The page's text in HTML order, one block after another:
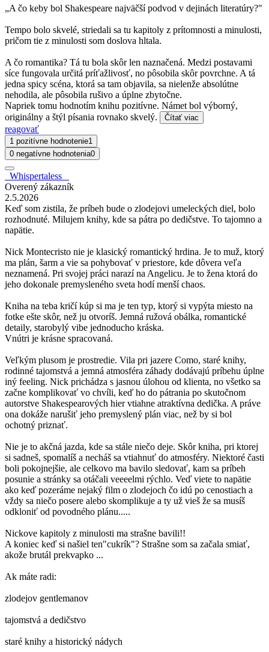
„A čo keby bol Shakespeare najväčší podvod v dejinách literatúry?"
Tempo bolo skvelé, striedali sa tu kapitoly z prítomnosti a minulosti,
pričom tie z minulosti som doslova hltala.
A čo romantika? Tá tu bola skôr len naznačená. Medzi postavami
síce fungovala určitá príťažlivosť, no pôsobila skôr povrchne. A tá
jedna spicy scéna, ktorá sa tam objavila, sa nielenže absolútne
nehodila, ale pôsobila rušivo a úplne zbytočne.
Napriek tomu hodnotím knihu pozitívne. Námet bol výborný,
originálny a štýl písania rovnako skvelý.
Čítať viac
reagovať
1 pozitívne hodnotenie1
0 negatívne hodnotenia0
_Whispertaless _
Overený zákazník
2.5.2026
Keď som zistila, že príbeh bude o zlodejovi umeleckých diel, bolo
rozhodnuté. Milujem knihy, kde sa pátra po dedičstve. To tajomno a
napätie.
Nick Montecristo nie je klasický romantický hrdina. Je to muž, ktorý
ma plán, šarm a vie sa pohybovať v priestore, kde dôvera veľa
neznamená. Pri svojej práci narazí na Angelicu. Je to žena ktorá do
jeho dokonale premysleného sveta hodí menší chaos.
Kniha na teba kričí kúp si ma je ten typ, ktorý si vypýta miesto na
fotke ešte skôr, než ju otvoríš. Jemná ružová obálka, romantické
detaily, starobylý vibe jednoducho kráska.
Vnútri je krásne spracovaná.
Veľkým plusom je prostredie. Vila pri jazere Como, staré knihy,
rodinné tajomstvá a jemná atmosféra záhady dodávajú príbehu úplne
iný feeling. Nick prichádza s jasnou úlohou od klienta, no všetko sa
začne komplikovať vo chvíli, keď ho do pátrania po skutočnom
autorstve Shakespearových hier vtiahne atraktívna dedička. A práve
ona dokáže narušiť jeho premyslený plán viac, než by si bol
ochotný priznať.
Nie je to akčná jazda, kde sa stále niečo deje. Skôr kniha, pri ktorej
si sadneš, spomalíš a necháš sa vtiahnuť do atmosféry. Niektoré časti
boli pokojnejšie, ale celkovo ma bavilo sledovať, kam sa príbeh
posunie a stránky sa otáčali veeeelmi rýchlo. Veď viete to napätie
ako keď pozeráme nejaký film o zlodejoch čo idú po cenostiach a
vždy sa niečo posere alebo skomplikuje a ty už vieš že sa musíš
odkloniť od povodného plánu.....
Nickove kapitoly z minulosti ma strašne bavili!!
A koniec keď si našiel ten"cukrík"? Strašne som sa začala smiať,
akože brutál prekvapko ...
Ak máte radi:
zlodejov gentlemanov
tajomstvá a dedičstvo
staré knihy a historický nádych